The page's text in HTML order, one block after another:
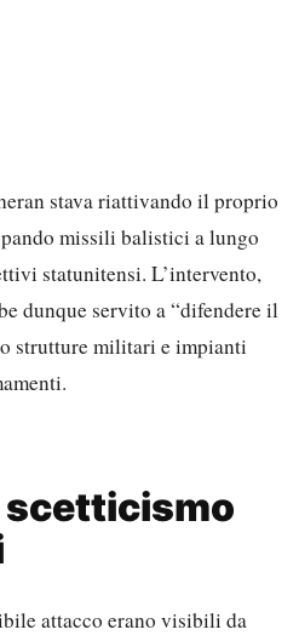
stava riattivando il proprio
missili balistici a lungo
statunitensi. L’intervento,
dunque servito a “difendere il
strutture militari e impianti
scetticismo
attacco erano visibili da